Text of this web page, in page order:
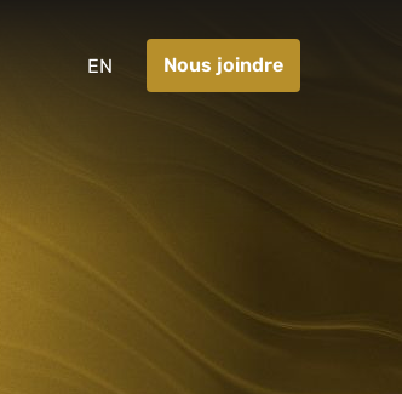
EN Nous joindre